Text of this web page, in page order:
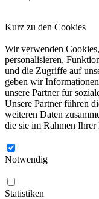
Kurz zu den Cookies
Wir verwenden
personalisieren,
und die Zugriffe auf
geben wir
unsere Partner für
Unsere Partner führen
weiteren Daten
die sie im Rahmen Ihrer
Notwendig
Statistiken